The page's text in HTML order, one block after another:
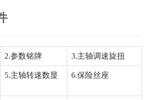
2.参数铭牌 3.主轴调速旋扭
5.主轴转速数显 6.保险丝座